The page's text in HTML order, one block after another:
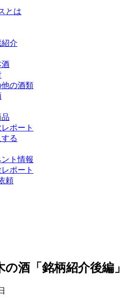
とは
介
酒
他の酒類
ポート
る
ト情報
ポート
頼
の酒「銘柄紹介後編」